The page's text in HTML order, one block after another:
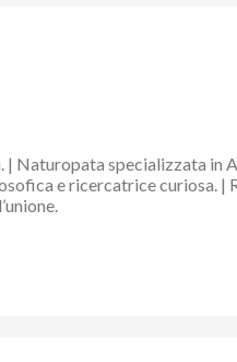
specializzata in
e ricercatrice curiosa.